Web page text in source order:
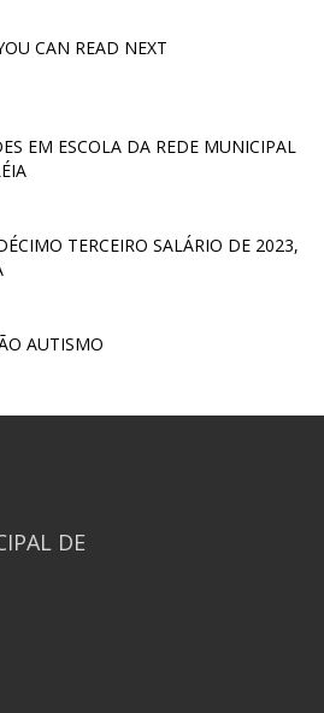
CAN READ NEXT
EM ESCOLA DA REDE MUNICIPAL
TERCEIRO SALÁRIO DE 2023,
AUTISMO
DE